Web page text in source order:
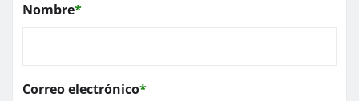
Nombre*
Correo electrónico*